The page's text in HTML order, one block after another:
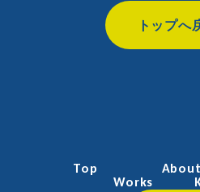
トップへ
Top About
Works